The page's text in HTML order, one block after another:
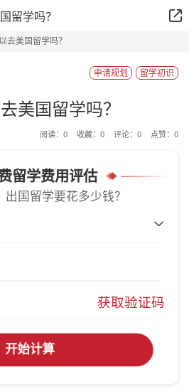
留学吗？
去美国留学吗？
留学初识
申请规划
美国留学吗？
阅读： 0 收藏： 0 评论： 0 点赞： 0
留学费用评估
国留学要花多少钱？
获取验证码
开始计算